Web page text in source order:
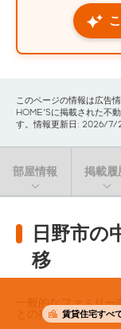
賃貸住宅すべ
このページの情報は広告
HOME'Sに掲載された不
す。情報更新日: 2026/7/
部屋情報 掲載履
日野市の
移
一般的なファミリ
との推移です。